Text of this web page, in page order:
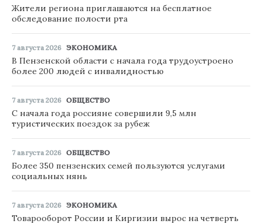
Жители региона приглашаются на бесплатное
обследование полости рта
7 августа 2026 ЭКОНОМИКА
В Пензенской области с начала года трудоустроено
более 200 людей с инвалидностью
7 августа 2026 ОБЩЕСТВО
С начала года россияне совершили 9,5 млн
туристических поездок за рубеж
7 августа 2026 ОБЩЕСТВО
Более 350 пензенских семей пользуются услугами
социальных нянь
7 августа 2026 ЭКОНОМИКА
Товарооборот России и Киргизии вырос на четверть